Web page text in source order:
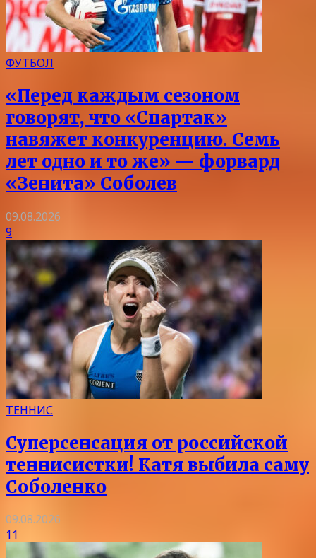
ФУТБОЛ
«Перед каждым сезоном
говорят, что «Спартак»
навяжет конкуренцию. Семь
лет одно и то же» — форвард
«Зенита» Соболев
09.08.2026
9
ТЕННИС
Суперсенсация от российской
теннисистки! Катя выбила саму
Соболенко
09.08.2026
11